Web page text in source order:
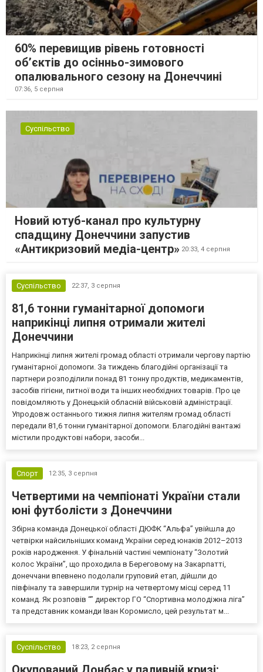
60% перевищив рівень готовності
об’єктів до осінньо-зимового
опалювального сезону на Донеччині
07:36, 5 серпня
Суспільство
Новий ютуб-канал про культурну
спадщину Донеччини запустив
«Антикризовий медіа-центр» 20:33, 4 серпня
Суспільство 22:37, 3 серпня
81,6 тонни гуманітарної допомоги
наприкінці липня отримали жителі
Донеччини
Наприкінці липня жителі громад області отримали чергову партію
гуманітарної допомоги. За тиждень благодійні організації та
партнери розподілили понад 81 тонну продуктів, медикаментів,
засобів гігієни, питної води та інших необхідних товарів. Про це
повідомляють у Донецькій обласній військовій адміністрації.
Упродовж останнього тижня липня жителям громад області
передали 81,6 тонни гуманітарної допомоги. Благодійні вантажі
містили продуктові набори, засоби...
Спорт 12:35, 3 серпня
Четвертими на чемпіонаті України стали
юні футболісти з Донеччини
Збірна команда Донецької області ДЮФК “Альфа” увійшла до
четвірки найсильніших команд України серед юнаків 2012–2013
років народження. У фінальній частині чемпіонату “Золотий
колос України”, що проходила в Береговому на Закарпатті,
донеччани впевнено подолали груповий етап, дійшли до
півфіналу та завершили турнір на четвертому місці серед 11
команд. Як розповів “” директор ГО “Спортивна молодіжна ліга”
та представник команди Іван Коромисло, цей результат м...
Суспільство 18:23, 2 серпня